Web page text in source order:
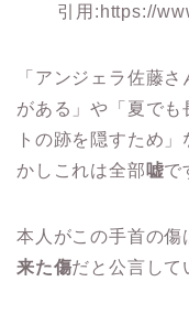
引用:https://
「アンジェラ佐藤
がある」や「夏でも
トの跡を隠すため
かしこれは全部 嘘で
本人がこの手首の
来た傷だと公言して